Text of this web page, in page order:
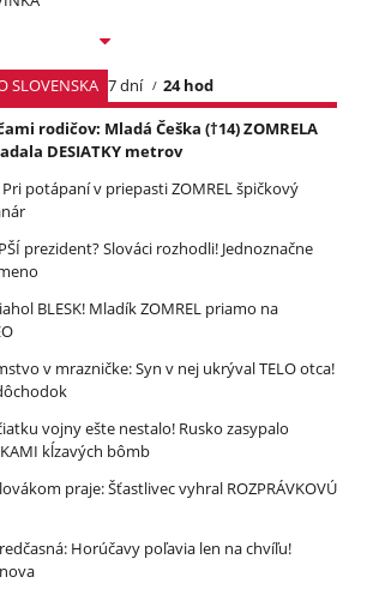
SLOVENSKA 7 dní
24 hod
rodičov: Mladá Češka (†14) ZOMRELA
DESIATKY metrov
potápaní v priepasti ZOMREL špičkový
prezident? Slováci rozhodli! Jednoznačne
BLESK! Mladík ZOMREL priamo na
v mrazničke: Syn v nej ukrýval TELO otca!
vojny ešte nestalo! Rusko zasypalo
kĺzavých bômb
praje: Šťastlivec vyhral ROZPRÁVKOVÚ
Horúčavy poľavia len na chvíľu!